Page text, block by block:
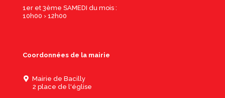
1er et 3ème SAMEDI du mois :
10h00 › 12h00
Coordonnées de la mairie
Mairie de Bacilly
2 place de l'église